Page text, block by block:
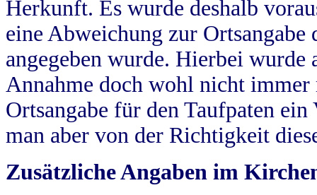
Herkunft. Es wurde deshalb
eine Abweichung zur
angegeben wurde. Hierbei wurde
Annahme doch wohl nicht
Ortsangabe für den Taufpaten
man aber von der Richtigkeit
Zusätzliche Angaben im